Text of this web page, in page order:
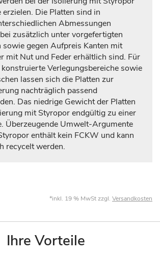
erzielen. Die Platten sind in
Abmessungen
zusätzlich unter vorgefertigten
sowie gegen Aufpreis Kanten mit
mit Nut und Feder erhältlich sind. Für
Verlegungsbereiche sowie
lassen sich die Platten zur
nachträglich passend
Das niedrige Gewicht der Platten
mit Styropor endgültig zu einer
Überzeugende Umwelt-Argumente
enthält kein FCKW und kann
recycelt werden.
*inkl. 19 % MwSt zzgl. Versandkosten
Ihre Vorteile